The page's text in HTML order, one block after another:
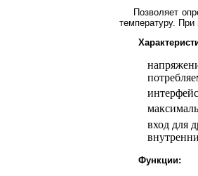
Позволяет
температуру.
вход для
Функции: